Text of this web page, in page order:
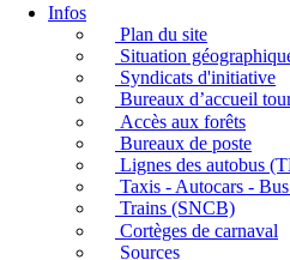
Infos
Plan du site
Situation
Syndicats d'initiative
Bureaux d’accueil
Accès aux forêts
Bureaux de poste
Lignes des autobus
Taxis - Autocars -
Trains (SNCB)
Cortèges de carnaval
Sources